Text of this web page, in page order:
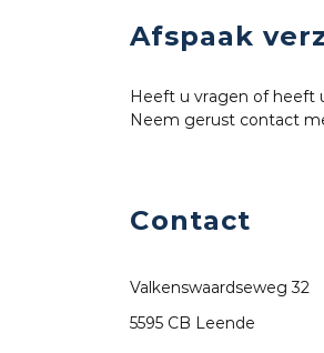
Afspaak
Heeft u vragen of heeft
Neem gerust contact
Contact
Valkenswaardseweg 32
5595 CB Leende